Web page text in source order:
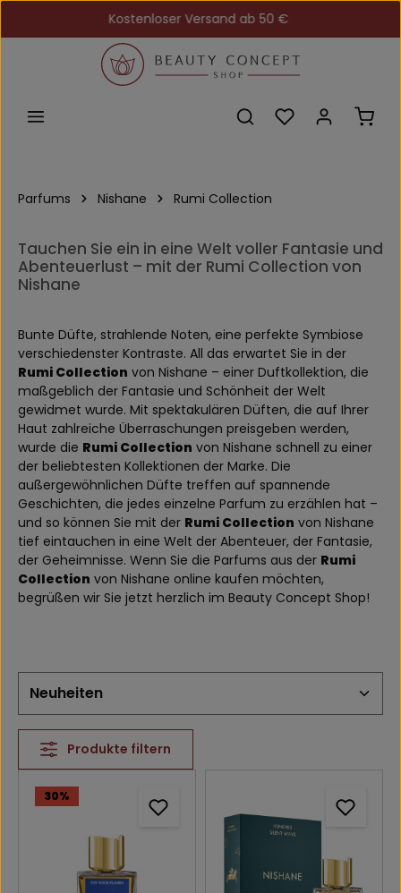
Zum Hauptinhalt springenKostenloser Versand ab 50 €
Du hast 0
Parfums Nishane Rumi Collection
Tauchen Sie ein in eine Welt voller Fantasie und
Abenteuerlust – mit der Rumi Collection von
Nishane
Bunte Düfte, strahlende Noten, eine perfekte Symbiose
verschiedenster Kontraste. All das erwartet Sie in der
Rumi Collection von Nishane – einer Duftkollektion, die
maßgeblich der Fantasie und Schönheit der Welt
gewidmet wurde. Mit spektakulären Düften, die auf Ihrer
Haut zahlreiche Überraschungen preisgeben werden,
wurde die Rumi Collection von Nishane schnell zu einer
der beliebtesten Kollektionen der Marke. Die
außergewöhnlichen Düfte treffen auf spannende
Geschichten, die jedes einzelne Parfum zu erzählen hat –
und so können Sie mit der Rumi Collection von Nishane
tief eintauchen in eine Welt der Abenteuer, der Fantasie,
der Geheimnisse. Wenn Sie die Parfums aus der Rumi
Collection von Nishane online kaufen möchten,
begrüßen wir Sie jetzt herzlich im Beauty Concept Shop!
Produkte filtern
30%